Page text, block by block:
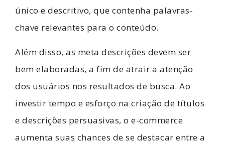
único e descritivo, que contenha palavras-
chave relevantes para o conteúdo.
Além disso, as meta descrições devem ser
bem elaboradas, a fim de atrair a atenção
dos usuários nos resultados de busca. Ao
investir tempo e esforço na criação de títulos
e descrições persuasivas, o e-commerce
aumenta suas chances de se destacar entre a